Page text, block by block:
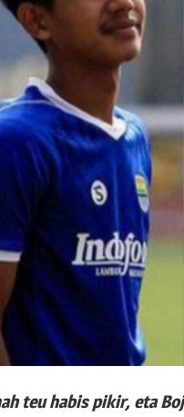
teu habis pikir, eta